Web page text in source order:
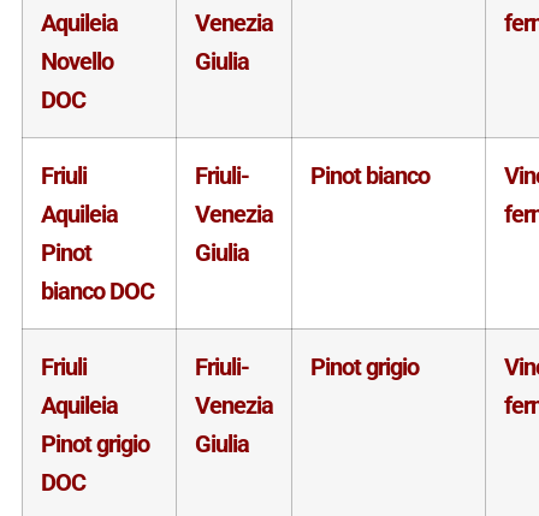
Aquileia
Novello
DOC
Venezia
Giulia
Friuli
Aquileia
Pinot
bianco DOC
Friuli-
Venezia
Giulia
Pinot bianco
Friuli
Aquileia
Pinot grigio
DOC
Friuli-
Venezia
Giulia
Pinot grigio